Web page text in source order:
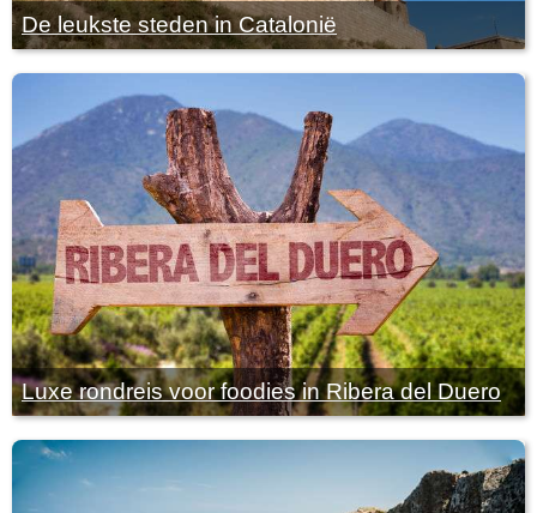
De leukste steden in Catalonië
Luxe rondreis voor foodies in Ribera del Duero